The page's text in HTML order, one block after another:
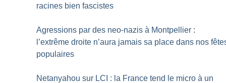
racines bien fascistes
Agressions par des neo-nazis à Montpellier :
l’extrême droite n’aura jamais sa place dans nos
populaires
Netanyahou sur LCI : la France tend le micro à un